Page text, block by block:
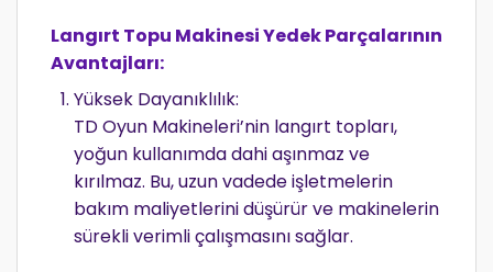
Langırt Topu Makinesi Yedek Parçalarının
Avantajları:
Yüksek Dayanıklılık:
TD Oyun Makineleri’nin langırt topları,
yoğun kullanımda dahi aşınmaz ve
kırılmaz. Bu, uzun vadede işletmelerin
bakım maliyetlerini düşürür ve makinelerin
sürekli verimli çalışmasını sağlar.